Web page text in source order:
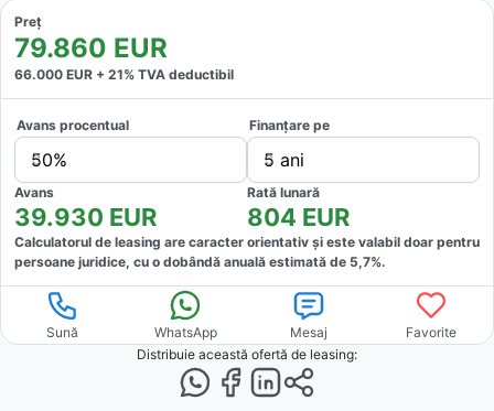
Preț
79.860 EUR
66.000 EUR + 21% TVA deductibil
Avans procentual
50%
Finanțare pe
5 ani
Avans
39.930 EUR
Rată lunară
804 EUR
Calculatorul de leasing are caracter orientativ și este valabil doar pentru
persoane juridice, cu o dobândă anuală estimată de 5,7%.
Sună WhatsApp Mesaj
Favorite
Distribuie această ofertă de leasing: